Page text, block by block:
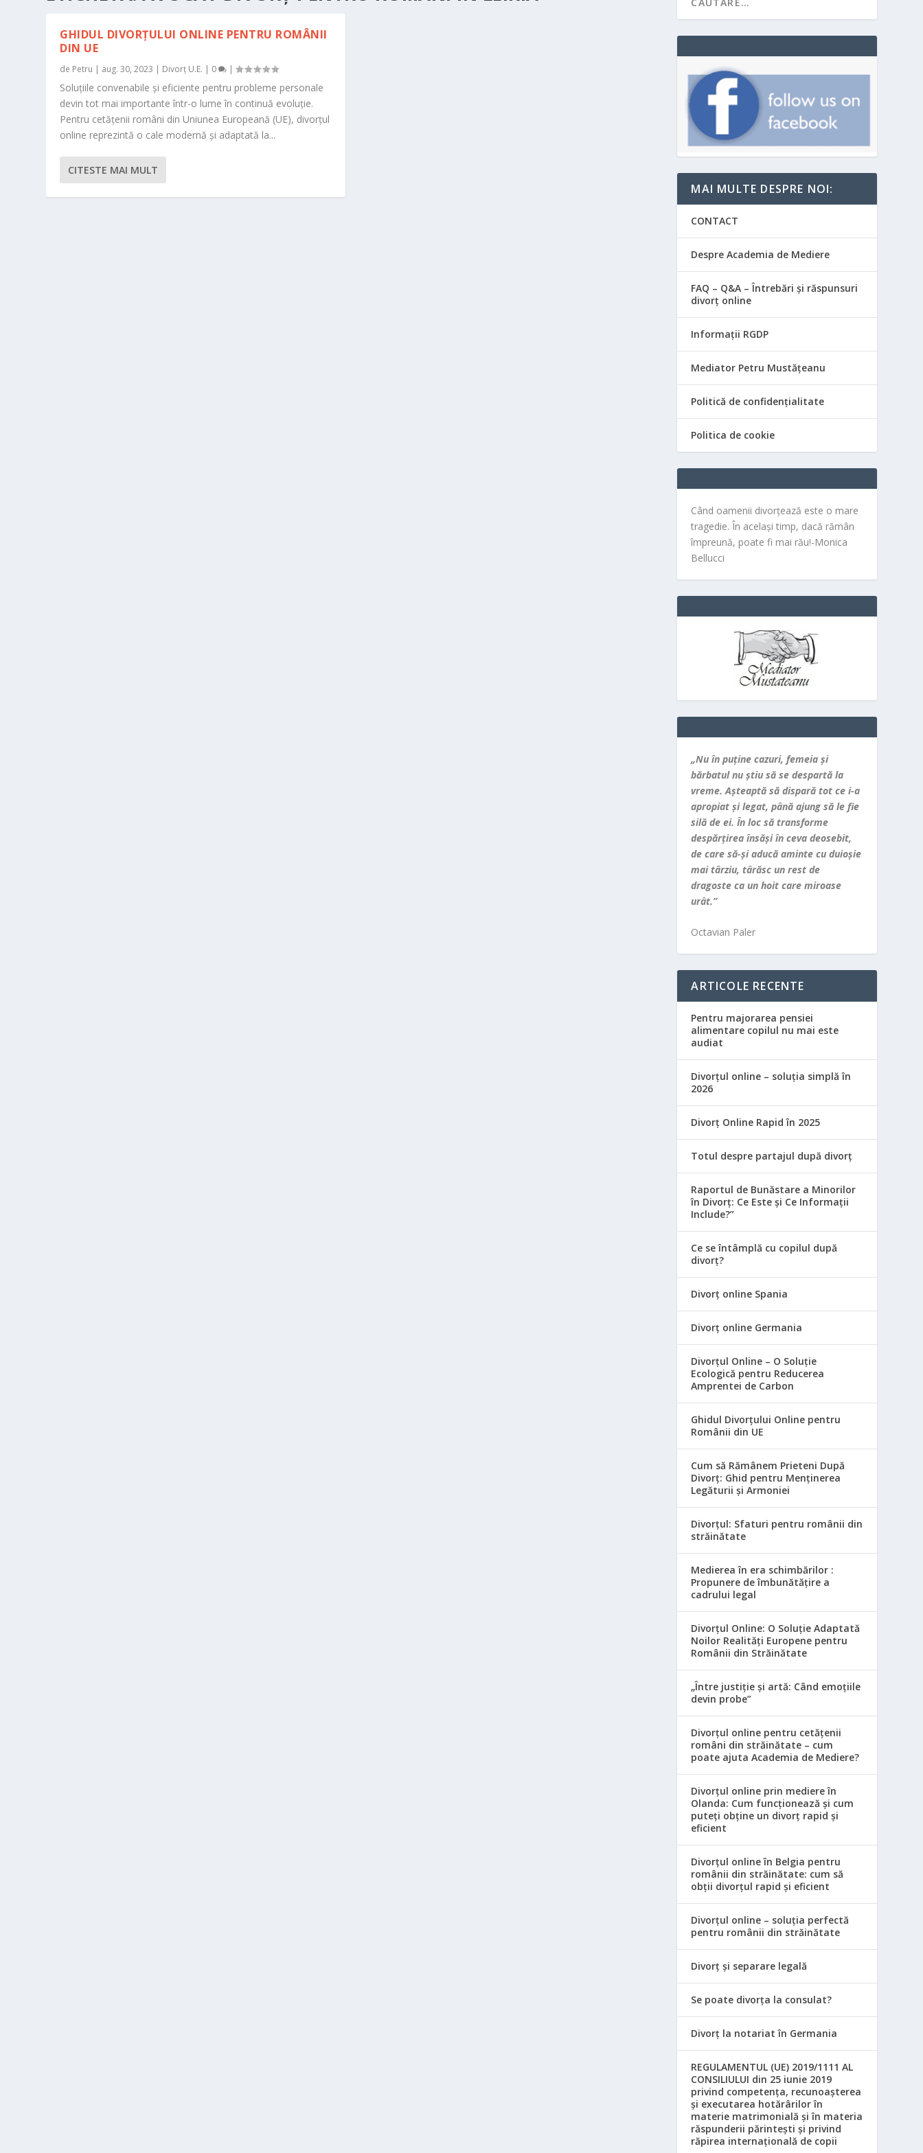
GHIDUL DIVORȚULUI ONLINE PENTRU ROMÂNII
DIN UE
de Petru | aug. 30, 2023 | Divorț U.E. | 0 |
Soluțiile convenabile și eficiente pentru probleme personale
devin tot mai importante într-o lume în continuă evoluție.
Pentru cetățenii români din Uniunea Europeană (UE), divorțul
online reprezintă o cale modernă și adaptată la...
CITESTE MAI MULT
MAI MULTE DESPRE NOI:
CONTACT
Despre Academia de Mediere
FAQ – Q&A – Întrebări și răspunsuri
divorț online
Informații RGDP
Mediator Petru Mustățeanu
Politică de confidențialitate
Politica de cookie
Când oamenii divorțează este o mare
tragedie. În același timp, dacă rămân
împreună, poate fi mai rău!-Monica
Bellucci
„Nu în puţine cazuri, femeia şi
bărbatul nu ştiu să se despartă la
vreme. Aşteaptă să dispară tot ce i-a
apropiat şi legat, până ajung să le fie
silă de ei. În loc să transforme
despărţirea însăşi în ceva deosebit,
de care să-şi aducă aminte cu duioşie
mai târziu, târăsc un rest de
dragoste ca un hoit care miroase
urât.”
Octavian Paler
ARTICOLE RECENTE
Pentru majorarea pensiei
alimentare copilul nu mai este
audiat
Divorțul online – soluția simplă în
2026
Divorț Online Rapid în 2025
Totul despre partajul după divorț
Raportul de Bunăstare a Minorilor
în Divorț: Ce Este și Ce Informații
Include?”
Ce se întâmplă cu copilul după
divorț?
Divorț online Spania
Divorț online Germania
Divorțul Online – O Soluție
Ecologică pentru Reducerea
Amprentei de Carbon
Ghidul Divorțului Online pentru
Românii din UE
Cum să Rămânem Prieteni După
Divorț: Ghid pentru Menținerea
Legăturii și Armoniei
Divorțul: Sfaturi pentru românii din
străinătate
Medierea în era schimbărilor :
Propunere de îmbunătățire a
cadrului legal
Divorțul Online: O Soluție Adaptată
Noilor Realități Europene pentru
Românii din Străinătate
„Între justiție și artă: Când emoțiile
devin probe”
Divorțul online pentru cetățenii
români din străinătate – cum
poate ajuta Academia de Mediere?
Divorțul online prin mediere în
Olanda: Cum funcționează și cum
puteți obține un divorț rapid și
eficient
Divorțul online în Belgia pentru
românii din străinătate: cum să
obții divorțul rapid și eficient
Divorțul online – soluția perfectă
pentru românii din străinătate
Divorț și separare legală
Se poate divorța la consulat?
Divorț la notariat în Germania
REGULAMENTUL (UE) 2019/1111 AL
CONSILIULUI din 25 iunie 2019
privind competența, recunoașterea
și executarea hotărârilor în
materie matrimonială și în materia
răspunderii părintești și privind
răpirea internațională de copii